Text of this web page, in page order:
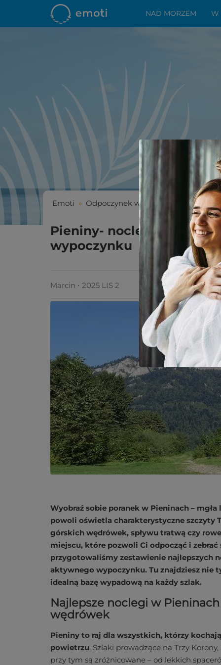
NAD MORZEM W
Emoti » Odpoczynek w górach Pieniny-
Pieniny- noclegi dla
wypoczynku
Marcin ⋅ 2025 LIS 2
Wyobraź sobie poranek w Pieninach –
powoli oświetla charakterystyczne szczyty
górskich wędrówek, spływu tratwą czy
miejscu, które pozwoli Ci odpocząć i
przygotowaliśmy zestawienie najlepszych
aktywnego wypoczynku. Tu znajdziesz nie
idealną bazę wypadową na każdy szlak.
Najlepsze noclegi w
wędrówek
Pieniny to raj dla wszystkich, którzy
powietrzu. Szlaki prowadzące na Trzy
przy tym są zróżnicowane – od lekkich